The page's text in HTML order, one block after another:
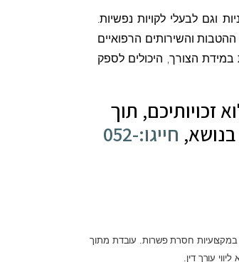
וגם לבעלי לקויות נפשיות.
והשירותים הרפואיים
הצורך, היכולים לספק
זכויותיכם, תוך
חייגו:052-
במקצועיות חסרת פשרות. עובדת מתוך
עורך דין.